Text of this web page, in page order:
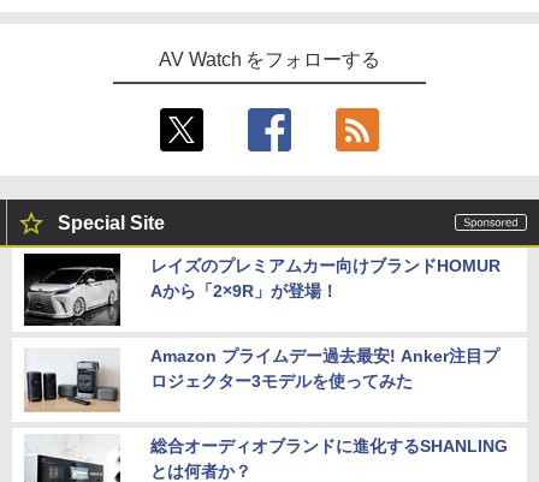
AV Watch をフォローする
Special Site
レイズのプレミアムカー向けブランドHOMUR
Aから「2×9R」が登場！
Amazon プライムデー過去最安! Anker注目プ
ロジェクター3モデルを使ってみた
総合オーディオブランドに進化するSHANLING
とは何者か？